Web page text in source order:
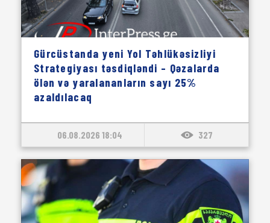
Gürcüstanda yeni Yol Təhlükəsizliyi
Strategiyası təsdiqləndi – Qəzalarda
ölən və yaralananların sayı 25%
azaldılacaq
06.08.2026 18:04 327